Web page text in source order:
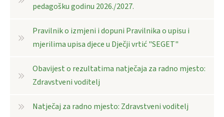
pedagošku godinu 2026./2027.
Pravilnik o izmjeni i dopuni Pravilnika o upisu i
mjerilima upisa djece u Dječji vrtić "SEGET"
Obavijest o rezultatima natječaja za radno mjesto:
Zdravstveni voditelj
Natječaj za radno mjesto: Zdravstveni voditelj